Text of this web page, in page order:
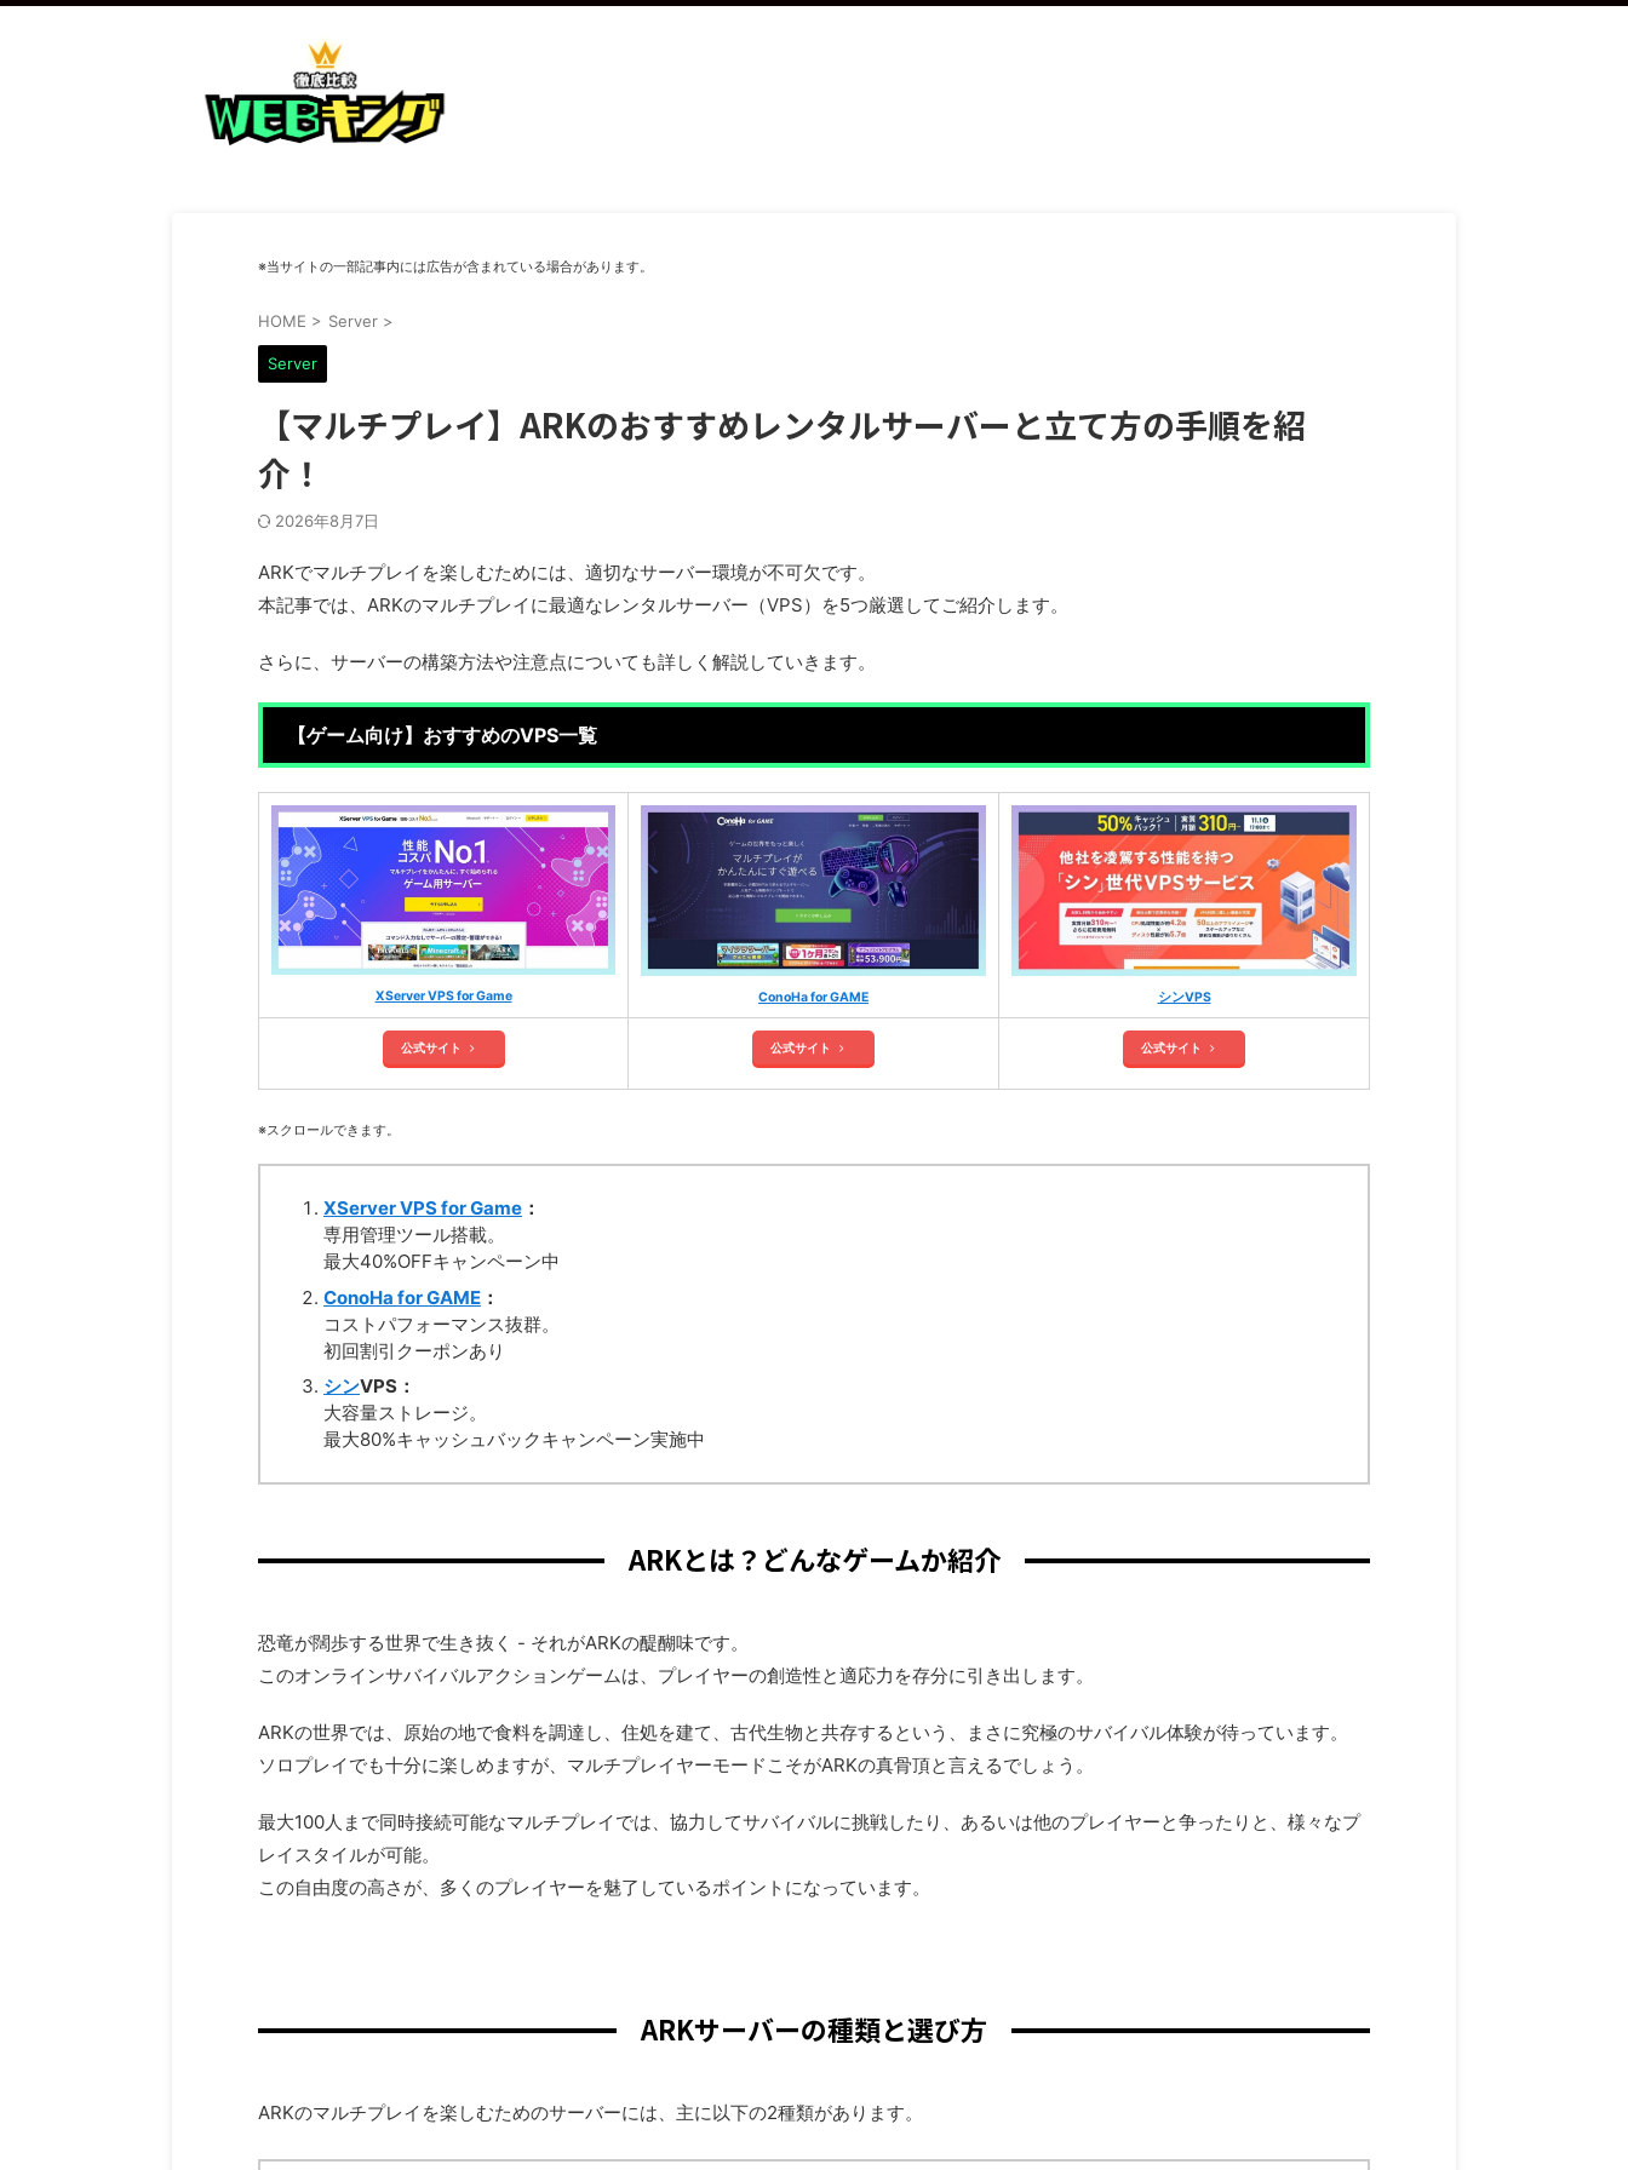
※当サイトの一部記事内には広告が含まれている場合があります。
HOME > Server >
Server
【マルチプレイ】ARKのおすすめレンタルサーバーと立て方の手順を紹
介！
2026年8月7日
ARKでマルチプレイを楽しむためには、適切なサーバー環境が不可欠です。
本記事では、ARKのマルチプレイに最適なレンタルサーバー（VPS）を5つ厳選してご紹介します。
さらに、サーバーの構築方法や注意点についても詳しく解説していきます。
【ゲーム向け】おすすめのVPS一覧
XServer VPS for Game ConoHa for GAME シンVPS
公式サイト 公式サイト 公式サイト
※スクロールできます。
XServer VPS for Game ：
専用管理ツール搭載。
最大40%OFFキャンペーン中
ConoHa for GAME ：
コストパフォーマンス抜群。
初回割引クーポンあり
シンVPS ：
大容量ストレージ。
最大80%キャッシュバックキャンペーン実施中
ARKとは？どんなゲームか紹介
恐竜が闊歩する世界で生き抜く - それがARKの醍醐味です。
このオンラインサバイバルアクションゲームは、プレイヤーの創造性と適応力を存分に引き出します。
ARKの世界では、原始の地で食料を調達し、住処を建て、古代生物と共存するという、まさに究極のサバイバル体験が待っています。
ソロプレイでも十分に楽しめますが、マルチプレイヤーモードこそがARKの真骨頂と言えるでしょう。
最大100人まで同時接続可能なマルチプレイでは、協力してサバイバルに挑戦したり、あるいは他のプレイヤーと争ったりと、様々なプ
レイスタイルが可能。
この自由度の高さが、多くのプレイヤーを魅了しているポイントになっています。
ARKサーバーの種類と選び方
ARKのマルチプレイを楽しむためのサーバーには、主に以下の2種類があります。